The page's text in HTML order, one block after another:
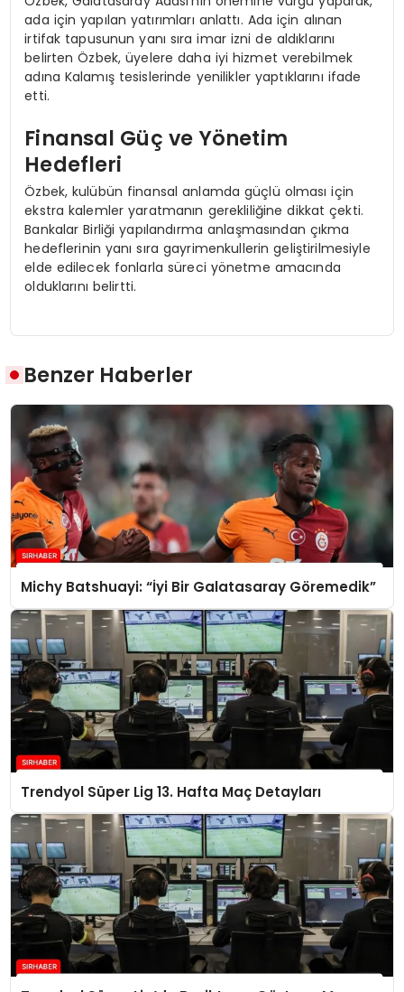
ada için yapılan yatırımları anlattı. Ada için alınan
irtifak tapusunun yanı sıra imar izni de aldıklarını
belirten Özbek, üyelere daha iyi hizmet verebilmek
adına Kalamış tesislerinde yenilikler yaptıklarını ifade
etti.
Finansal Güç ve Yönetim
Hedefleri
Özbek, kulübün finansal anlamda güçlü olması için
ekstra kalemler yaratmanın gerekliliğine dikkat çekti.
Bankalar Birliği yapılandırma anlaşmasından çıkma
hedeflerinin yanı sıra gayrimenkullerin geliştirilmesiyle
elde edilecek fonlarla süreci yönetme amacında
olduklarını belirtti.
Benzer Haberler
Michy Batshuayi: “İyi Bir Galatasaray Göremedik”
Trendyol Süper Lig 13. Hafta Maç Detayları